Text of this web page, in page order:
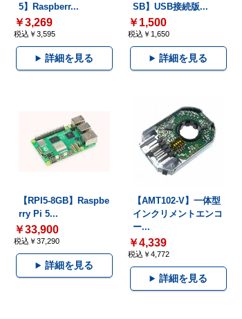
5】Raspberr...
￥3,269
税込￥3,595
詳細を見る
SB】USB接続版...
￥1,500
税込￥1,650
詳細を見る
【RPI5-8GB】Raspbe
rry Pi 5...
￥33,900
税込￥37,290
詳細を見る
【AMT102-V】一体型
インクリメントエンコ
ー...
￥4,339
税込￥4,772
詳細を見る